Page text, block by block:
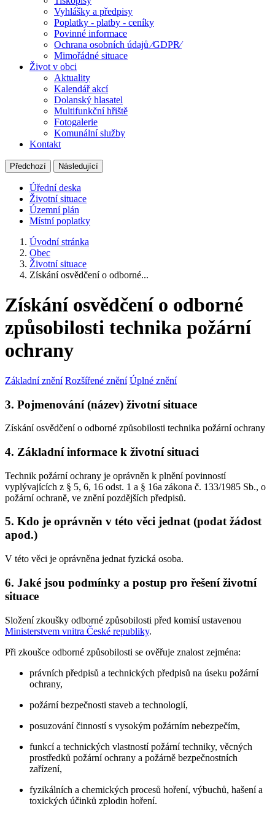
Vyhlášky a předpisy
Poplatky - platby - ceníky
Povinné informace
Ochrana osobních údajů ⁄GDPR⁄
Mimořádné situace
Život v obci
Aktuality
Kalendář akcí
Dolanský hlasatel
Multifunkční hřiště
Fotogalerie
Komunální služby
Kontakt
Předchozí Následující
Úřední deska
Životní situace
Územní plán
Místní poplatky
Úvodní stránka
Obec
Životní situace
Získání osvědčení o odborné...
Získání osvědčení o odborné
způsobilosti technika požární
ochrany
Základní znění Rozšířené znění Úplné znění
3. Pojmenování (název) životní situace
Získání osvědčení o odborné způsobilosti technika požární ochrany
4. Základní informace k životní situaci
Technik požární ochrany je oprávněn k plnění povinností
vyplývajících z § 5, 6, 16 odst. 1 a § 16a zákona č. 133/1985 Sb., o
požární ochraně, ve znění pozdějších předpisů.
5. Kdo je oprávněn v této věci jednat (podat žádost
apod.)
V této věci je oprávněna jednat fyzická osoba.
6. Jaké jsou podmínky a postup pro řešení životní
situace
Složení zkoušky odborné způsobilosti před komisí ustavenou
Ministerstvem vnitra České republiky.
Při zkoušce odborné způsobilosti se ověřuje znalost zejména:
právních předpisů a technických předpisů na úseku požární
ochrany,
požární bezpečnosti staveb a technologií,
posuzování činností s vysokým požárním nebezpečím,
funkcí a technických vlastností požární techniky, věcných
prostředků požární ochrany a požárně bezpečnostních
zařízení,
fyzikálních a chemických procesů hoření, výbuchů, hašení a
toxických účinků zplodin hoření.